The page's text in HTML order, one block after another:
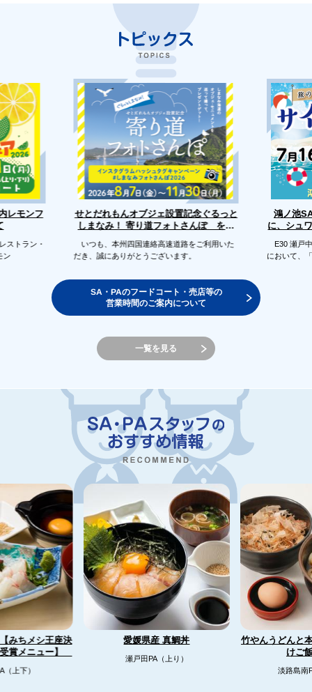
レモンフ
ストラン・
ン
せとだれもんオブジェ設置記念ぐるっと
しまなみ！ 寄り道フォトさんぽ を開
いつも、本州四国連絡高速道路をご利用いた
だき、誠にありがとうございます。
鴻ノ池
に、シュ
E30 瀬戸中
において、
SA・PAのフードコート・売店等の
営業時間のご案内について
一覧を見る
みちメシ王座決
賞メニュー】
（上下）
愛媛県産 真鯛丼
瀬戸田PA（上り）
竹やんうどんと
けご
淡路島南